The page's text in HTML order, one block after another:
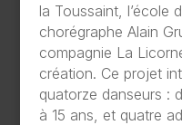
la Toussaint, l’école
chorégraphe Alain
compagnie La
création. Ce projet
quatorze danseurs :
à 15 ans, et quatre